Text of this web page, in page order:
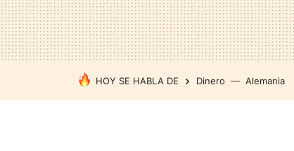
HOY SE HABLA DE Dinero Alemania